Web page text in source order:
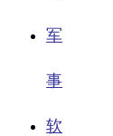
军
事
软